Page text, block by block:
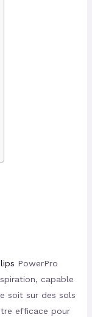
PowerPro
capable
soit sur des sols
efficace pour